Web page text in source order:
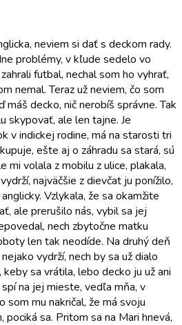
neviem si dať s deckom rady.
problémy, v kľude sedelo vo
futbal, nechal som ho vyhrať,
nemal. Teraz už neviem, čo som
máš decko, nič nerobíš správne. Tak
skypovať, ale len tajne. Je
v indickej rodine, má na starosti tri
ešte aj o záhradu sa stará, sú
mi volala z mobilu z ulice, plakala,
najväčšie z dievčat ju ponížilo,
Vzlykala, že sa okamžite
ale prerušilo nás, vybil sa jej
nech zbytočne matku
len tak neodíde. Na druhý deň
vydrží, nech by sa už dialo
sa vrátila, lebo decko ju už ani
na jej mieste, vedľa mňa, v
som mu nakričal, že má svoju
sa. Pritom sa na Mari hnevá,